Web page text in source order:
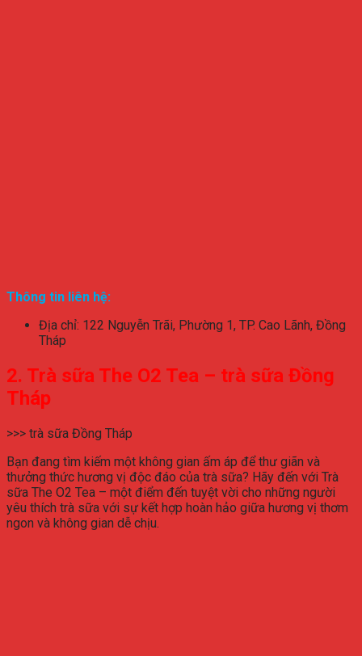
Thông tin liên hệ:
Địa chỉ: 122 Nguyễn Trãi, Phường 1, TP. Cao Lãnh, Đồng
Tháp
2. Trà sữa The O2 Tea – trà sữa Đồng
Tháp
>>> trà sữa Đồng Tháp
Bạn đang tìm kiếm một không gian ấm áp để thư giãn và
thưởng thức hương vị độc đáo của trà sữa? Hãy đến với Trà
sữa The O2 Tea – một điểm đến tuyệt vời cho những người
yêu thích trà sữa với sự kết hợp hoàn hảo giữa hương vị thơm
ngon và không gian dễ chịu.